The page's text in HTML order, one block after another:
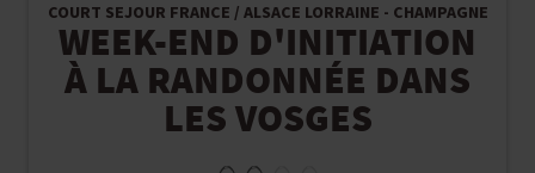
COURT SEJOUR FRANCE / ALSACE LORRAINE - CHAMPAGNE
WEEK-END D'INITIATION
À LA RANDONNÉE DANS
LES VOSGES